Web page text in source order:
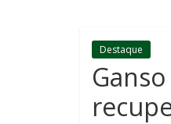
Destaque